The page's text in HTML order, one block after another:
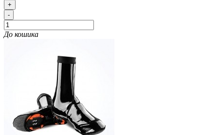
+
-
До кошика